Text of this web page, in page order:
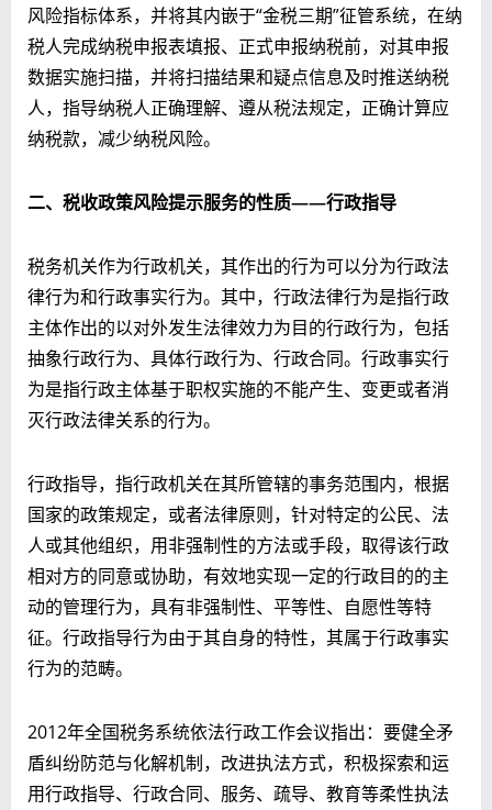
风险指标体系，并将其内嵌于“金税三期”征管系统，在纳
税人完成纳税申报表填报、正式申报纳税前，对其申报
数据实施扫描，并将扫描结果和疑点信息及时推送纳税
人，指导纳税人正确理解、遵从税法规定，正确计算应
纳税款，减少纳税风险。
二、税收政策风险提示服务的性质——行政指导
税务机关作为行政机关，其作出的行为可以分为行政法
律行为和行政事实行为。其中，行政法律行为是指行政
主体作出的以对外发生法律效力为目的行政行为，包括
抽象行政行为、具体行政行为、行政合同。行政事实行
为是指行政主体基于职权实施的不能产生、变更或者消
灭行政法律关系的行为。
行政指导，指行政机关在其所管辖的事务范围内，根据
国家的政策规定，或者法律原则，针对特定的公民、法
人或其他组织，用非强制性的方法或手段，取得该行政
相对方的同意或协助，有效地实现一定的行政目的的主
动的管理行为，具有非强制性、平等性、自愿性等特
征。行政指导行为由于其自身的特性，其属于行政事实
行为的范畴。
2012年全国税务系统依法行政工作会议指出：要健全矛
盾纠纷防范与化解机制，改进执法方式，积极探索和运
用行政指导、行政合同、服务、疏导、教育等柔性执法